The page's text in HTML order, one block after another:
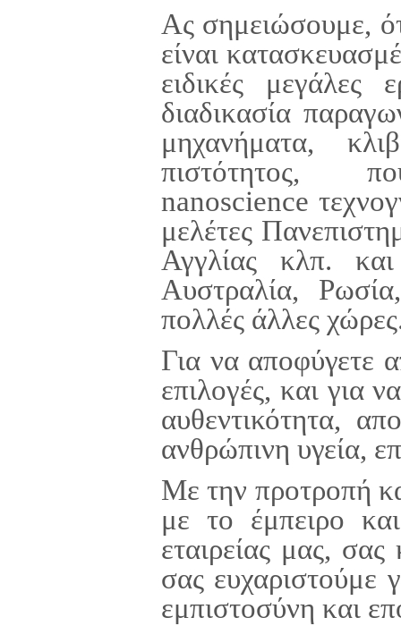
Ας σημειώσουμε,
είναι
ειδικές μεγάλες
διαδικασία
μηχανήματα,
πιστότητος,
nanoscience
μελέτες
Αγγλίας κλπ.
Αυστραλία,
πολλές άλλες
Για να αποφύγετε
επιλογές, και για
αυθεντικότητα,
ανθρώπινη υγεία,
Με την προτροπή
με το έμπειρο
εταιρείας μας,
σας ευχαριστούμε
εμπιστοσύνη και